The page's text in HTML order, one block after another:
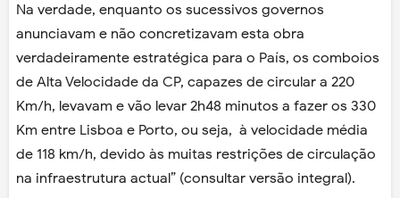
Na verdade, enquanto os sucessivos governos
anunciavam e não concretizavam esta obra
verdadeiramente estratégica para o País, os comboios
de Alta Velocidade da CP, capazes de circular a 220
Km/h, levavam e vão levar 2h48 minutos a fazer os 330
Km entre Lisboa e Porto, ou seja, à velocidade média
de 118 km/h, devido às muitas restrições de circulação
na infraestrutura actual” (consultar versão integral).